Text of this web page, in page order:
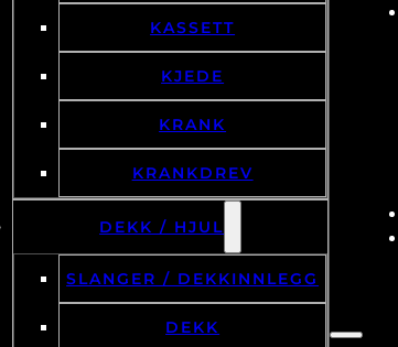
KASSETT
KJEDE
KRANK
KRANKDREV
DEKK / HJUL
SLANGER / DEKKINNLEGG
DEKK